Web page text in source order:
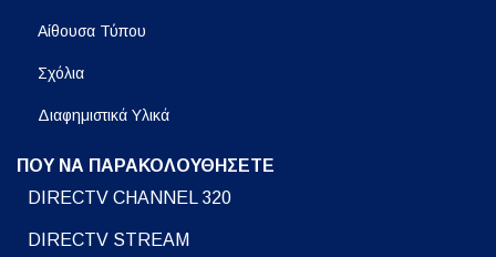
Αίθουσα Τύπου
Σχόλια
Διαφημιστικά Υλικά
ΠΟΥ ΝΑ ΠΑΡΑΚΟΛΟΥΘΗΣΕΤΕ
DIRECTV CHANNEL 320
DIRECTV STREAM